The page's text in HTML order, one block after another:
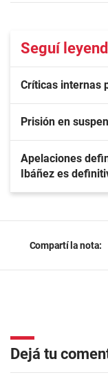
Seguí
Críticas internas
Prisión en
Apelaciones
Ibáñez es
Compartí la nota:
Dejá tu